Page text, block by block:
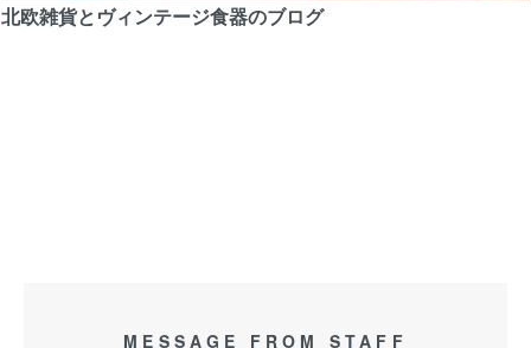
北欧雑貨とヴィンテージ食器のブログ
MESSAGE FROM STAFF